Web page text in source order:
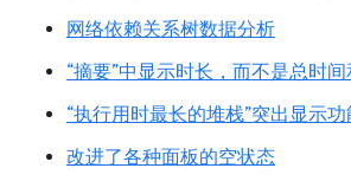
网络依赖关系树数据分析
“摘要”中显示时长，而不是总时
“执行用时最长的堆栈”突出显示功
改进了各种面板的空状态